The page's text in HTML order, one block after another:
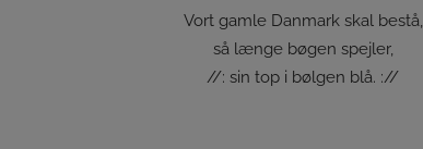
Vort gamle Danmark skal bestå,
så længe bøgen spejler,
//: sin top i bølgen blå. ://